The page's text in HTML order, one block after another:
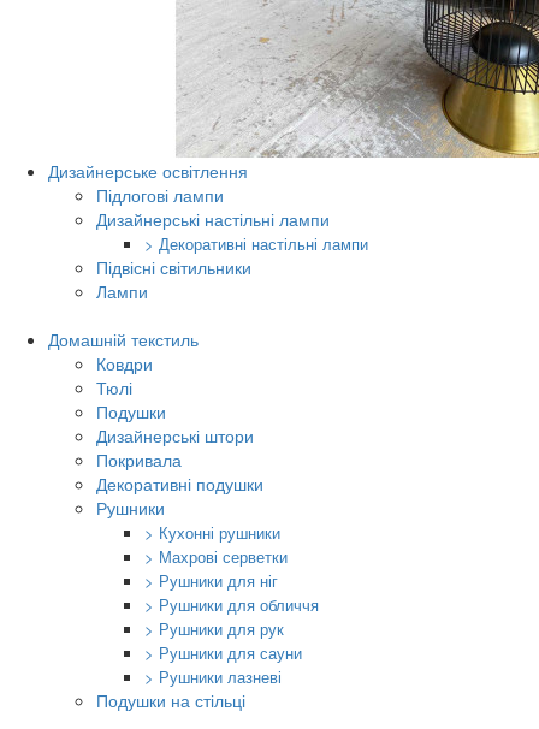
Дизайнерське освітлення
Підлогові лампи
Дизайнерські настільні лампи
> Декоративні настільні лампи
Підвісні світильники
Лампи
Домашній текстиль
Ковдри
Тюлі
Подушки
Дизайнерські штори
Покривала
Декоративні подушки
Рушники
> Кухонні рушники
> Махрові серветки
> Рушники для ніг
> Рушники для обличчя
> Рушники для рук
> Рушники для сауни
> Рушники лазневі
Подушки на стільці